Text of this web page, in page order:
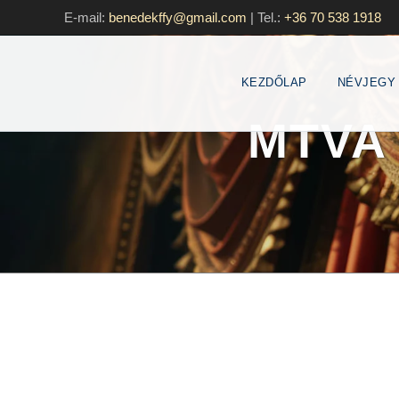
E-mail: benedekffy@gmail.com | Tel.: +36 70 538 1918
KEZDŐLAP NÉVJEGY